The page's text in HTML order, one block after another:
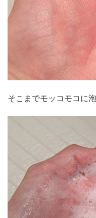
そこまでモッコモコに